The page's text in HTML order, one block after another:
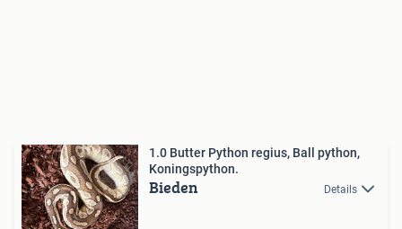
1.0 Butter Python regius, Ball python,
Koningspython.
Bieden Details